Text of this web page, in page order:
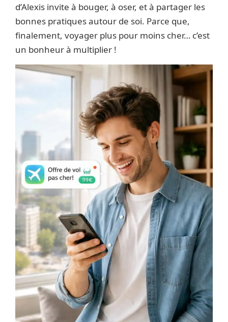
d’Alexis invite à bouger, à oser, et à partager les
bonnes pratiques autour de soi. Parce que,
finalement, voyager plus pour moins cher… c’est
un bonheur à multiplier !